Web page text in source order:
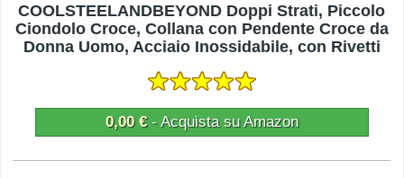
COOLSTEELANDBEYOND Doppi Strati, Piccolo
Ciondolo Croce, Collana con Pendente Croce da
Donna Uomo, Acciaio Inossidabile, con Rivetti
0,00 €- Acquista su Amazon